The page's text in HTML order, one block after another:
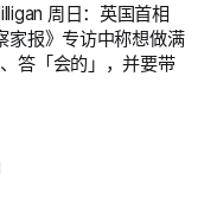
周日：英国首相
家报》专访中称想做满
答「会的」，并要带